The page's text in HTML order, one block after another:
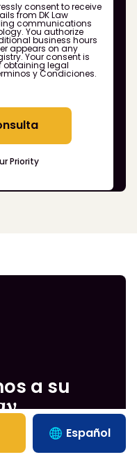
consent to receive
from DK Law
communications
You authorize
business hours
appears on any
Your consent is
obtaining legal
y Condiciones.
Priority
a su
con nuestros
Español